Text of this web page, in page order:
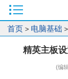
首页 > 电脑基础
精英主板
(编